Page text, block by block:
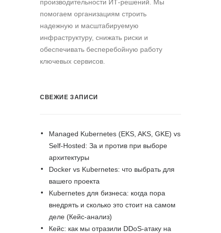
производительности ИТ-решений. Мы
помогаем организациям строить
надежную и масштабируемую
инфраструктуру, снижать риски и
обеспечивать бесперебойную работу
ключевых сервисов.
СВЕЖИЕ ЗАПИСИ
Managed Kubernetes (EKS, AKS, GKE) vs
Self-Hosted: За и против при выборе
архитектуры
Docker vs Kubernetes: что выбрать для
вашего проекта
Kubernetes для бизнеса: когда пора
внедрять и сколько это стоит на самом
деле (Кейс-анализ)
Кейс: как мы отразили DDoS-атаку на